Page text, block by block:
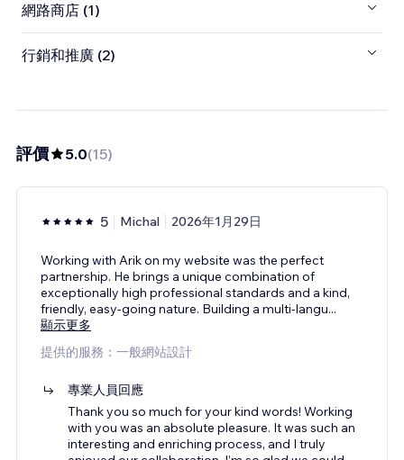
網路商店 (1)
行銷和推廣 (2)
評價 5.0(15)
5 Michal 2026年1月29日
Working with Arik on my website was the perfect
partnership. He brings a unique combination of
exceptionally high professional standards and a kind,
friendly, easy-going nature. Building a multi-langu...
顯示更多
提供的服務：一般網站設計
專業人員回應
Thank you so much for your kind words! Working
with you was an absolute pleasure. It was such an
interesting and enriching process, and I truly